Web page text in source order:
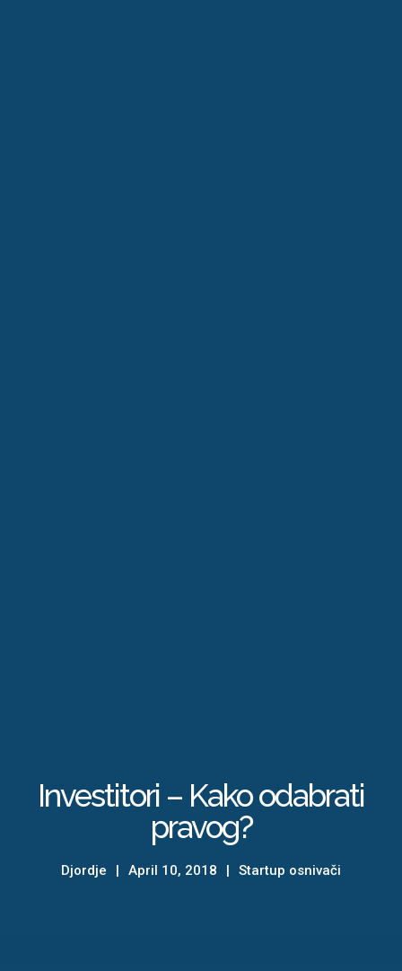
Investitori – Kako odabrati
pravog?
Djordje April 10, 2018 Startup osnivači